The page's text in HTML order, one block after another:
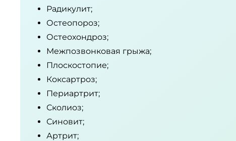
Радикулит;
Остеопороз;
Остеохондроз;
Межпозвонковая грыжа;
Плоскостопие;
Коксартроз;
Периартрит;
Сколиоз;
Синовит;
Артрит;